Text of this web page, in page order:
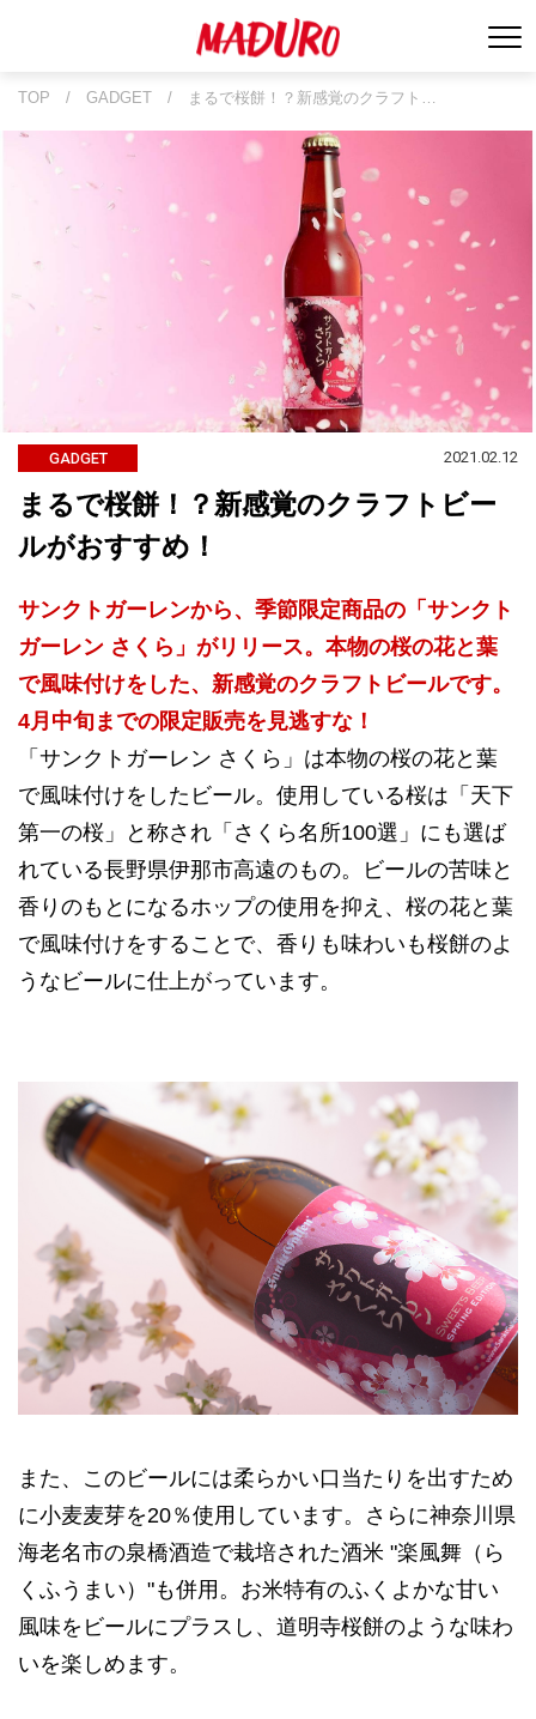
TOP / GADGET / まるで桜餅！？新感覚のクラフト…
GADGET 2021.02.12
まるで桜餅！？新感覚のクラフトビー
ルがおすすめ！
サンクトガーレンから、季節限定商品の「サンクト
ガーレン さくら」がリリース。本物の桜の花と葉
で風味付けをした、新感覚のクラフトビールです。
4月中旬までの限定販売を見逃すな！
「サンクトガーレン さくら」は本物の桜の花と葉
で風味付けをしたビール。使用している桜は「天下
第一の桜」と称され「さくら名所100選」にも選ば
れている長野県伊那市高遠のもの。ビールの苦味と
香りのもとになるホップの使用を抑え、桜の花と葉
で風味付けをすることで、香りも味わいも桜餅のよ
うなビールに仕上がっています。
また、このビールには柔らかい口当たりを出すため
に小麦麦芽を20％使用しています。さらに神奈川県
海老名市の泉橋酒造で栽培された酒米 "楽風舞（ら
くふうまい）"も併用。お米特有のふくよかな甘い
風味をビールにプラスし、道明寺桜餅のような味わ
いを楽しめます。